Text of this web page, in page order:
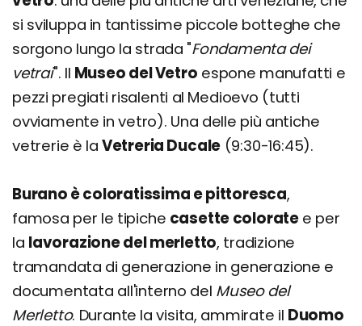
si sviluppa in tantissime piccole botteghe che
sorgono lungo la strada "Fondamenta dei
vetrai". Il Museo del Vetro espone manufatti e
pezzi pregiati risalenti al Medioevo (tutti
ovviamente in vetro). Una delle più antiche
vetrerie è la Vetreria Ducale (9:30-16:45).
Burano è coloratissima e pittoresca,
famosa per le tipiche casette coloratee per
la lavorazione del merletto, tradizione
tramandata di generazione in generazione e
documentata all'interno del Museo del
Merletto. Durante la visita, ammirate il Duomo